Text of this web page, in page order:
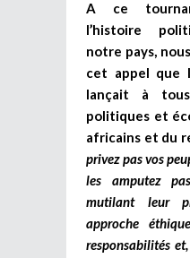
A ce
l’histoire
notre pays,
cet appel que
lançait à
politiques et
africains et du
privez pas vos
les amputez
mutilant leur
approche
responsabilités